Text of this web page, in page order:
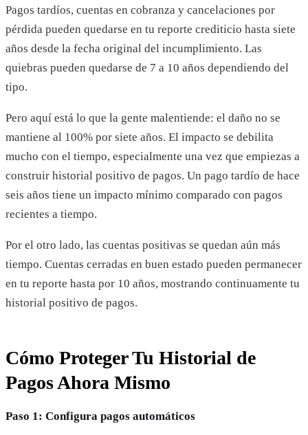
Pagos tardíos, cuentas en cobranza y cancelaciones por
pérdida pueden quedarse en tu reporte crediticio hasta siete
años desde la fecha original del incumplimiento. Las
quiebras pueden quedarse de 7 a 10 años dependiendo del
tipo.
Pero aquí está lo que la gente malentiende: el daño no se
mantiene al 100% por siete años. El impacto se debilita
mucho con el tiempo, especialmente una vez que empiezas a
construir historial positivo de pagos. Un pago tardío de hace
seis años tiene un impacto mínimo comparado con pagos
recientes a tiempo.
Por el otro lado, las cuentas positivas se quedan aún más
tiempo. Cuentas cerradas en buen estado pueden permanecer
en tu reporte hasta por 10 años, mostrando continuamente tu
historial positivo de pagos.
Cómo Proteger Tu Historial de
Pagos Ahora Mismo
Paso 1: Configura pagos automáticos